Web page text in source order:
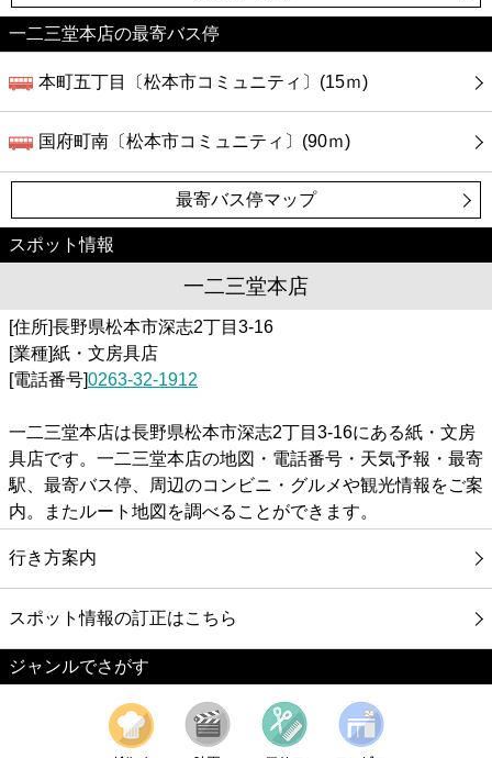
一二三堂本店の最寄バス停
本町五丁目〔松本市コミュニティ〕(15ｍ)
国府町南〔松本市コミュニティ〕(90ｍ)
最寄バス停マップ
スポット情報
一二三堂本店
[住所]長野県松本市深志2丁目3-16
[業種]紙・文房具店
[電話番号]0263-32-1912
一二三堂本店は長野県松本市深志2丁目3-16にある紙・文房
具店です。一二三堂本店の地図・電話番号・天気予報・最寄
駅、最寄バス停、周辺のコンビニ・グルメや観光情報をご案
内。またルート地図を調べることができます。
行き方案内
スポット情報の訂正はこちら
ジャンルでさがす